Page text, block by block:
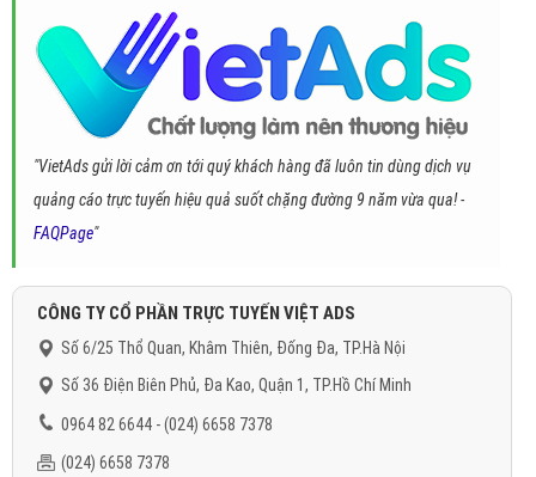
"VietAds gửi lời cảm ơn tới quý khách hàng đã luôn tin dùng dịch vụ
quảng cáo trực tuyến hiệu quả suốt chặng đường 9 năm vừa qua! -
FAQPage"
CÔNG TY CỔ PHẦN TRỰC TUYẾN VIỆT ADS
Số 6/25 Thổ Quan, Khâm Thiên, Đống Đa, TP.Hà Nội
Số 36 Điện Biên Phủ, Đa Kao, Quận 1, TP.Hồ Chí Minh
0964 82 6644 - (024) 6658 7378
(024) 6658 7378